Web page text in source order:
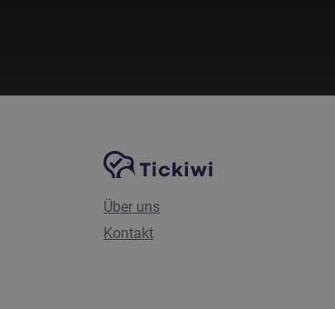
Website-NavigationTickiwi-Plattform
Über uns
Kontakt